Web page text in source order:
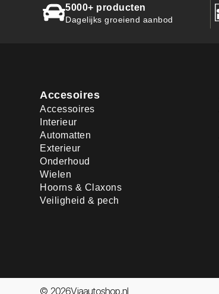
5000+ producten
Dagelijks groeiend aanbod
Accesoires
Accessoires
Interieur
Automatten
Exterieur
Onderhoud
Wielen
Hoorns & Claxons
Veiligheid & pech
© 2026Viaautoshop.nl